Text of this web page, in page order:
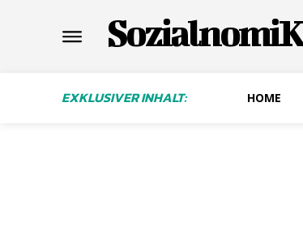
SozialnomiK
EXKLUSIVER INHALT: HOME